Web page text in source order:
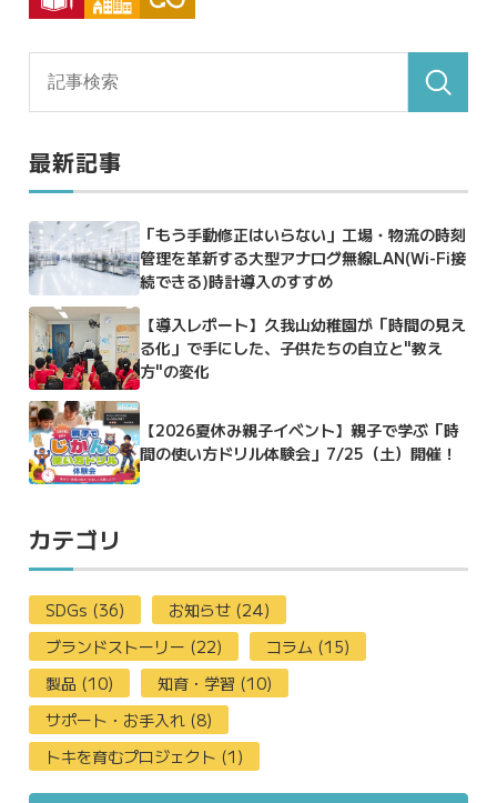
最新記事
「もう手動修正はいらない」工場・物流の時刻
管理を革新する大型アナログ無線LAN(Wi-Fi接
続できる)時計導入のすすめ
【導入レポート】久我山幼稚園が「時間の見え
る化」で手にした、子供たちの自立と"教え
方"の変化
【2026夏休み親子イベント】親子で学ぶ「時
間の使い方ドリル体験会」7/25（土）開催！
カテゴリ
SDGs (36)
お知らせ (24)
ブランドストーリー (22)
コラム (15)
製品 (10)
知育・学習 (10)
サポート・お手入れ (8)
トキを育むプロジェクト (1)